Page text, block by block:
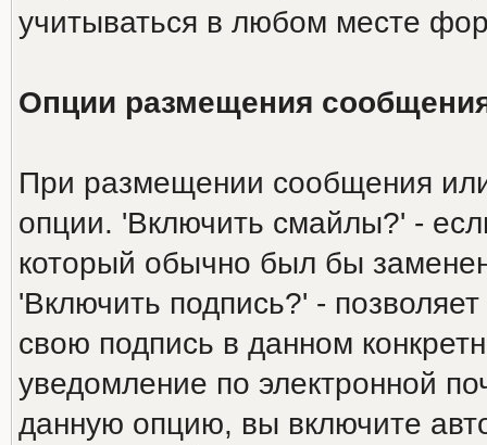
учитываться в любом месте
Опции размещения
При размещении сообщения
опции. 'Включить смайлы?' -
который обычно был бы
'Включить подпись?' -
свою подпись в данном
уведомление по электронной
данную опцию, вы включите